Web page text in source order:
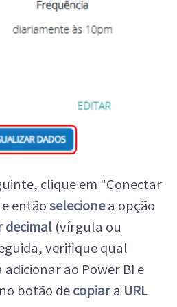
clique em "Conectar
entãoselecionea opção
decimal (vírgula ou
verifique qual
adicionar ao Power BI e
no botão decopiara URL